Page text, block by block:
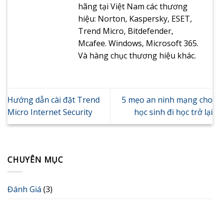
hãng tại Việt Nam các thương
hiệu: Norton, Kaspersky, ESET,
Trend Micro, Bitdefender,
Mcafee. Windows, Microsoft 365.
Và hàng chục thương hiệu khác.
Hướng dẫn cài đặt Trend
Micro Internet Security
5 mẹo an ninh mạng cho
học sinh đi học trở lại
CHUYÊN MỤC
Đánh Giá (3)